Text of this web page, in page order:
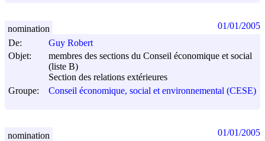
De:
Guy Robert
Objet:
membres des sections du Conseil économique et social
(liste B)
Section des relations extérieures
Groupe:
Conseil économique, social et environnemental (CESE)
nomination 01/01/2005
nomination 01/01/2005